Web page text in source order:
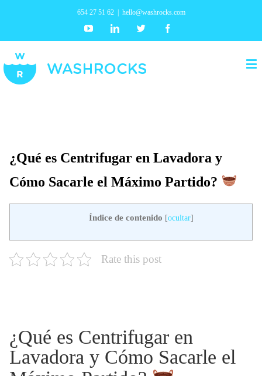
654 27 51 62 hello@washrocks.com
YoutubeLinkedin Twitter
¿Qué es Centrifugar en Lavadora y
Cómo Sacarle el Máximo Partido?
Índice de contenido [ocultar]
Rate this post
¿Qué es Centrifugar en
Lavadora y Cómo Sacarle el